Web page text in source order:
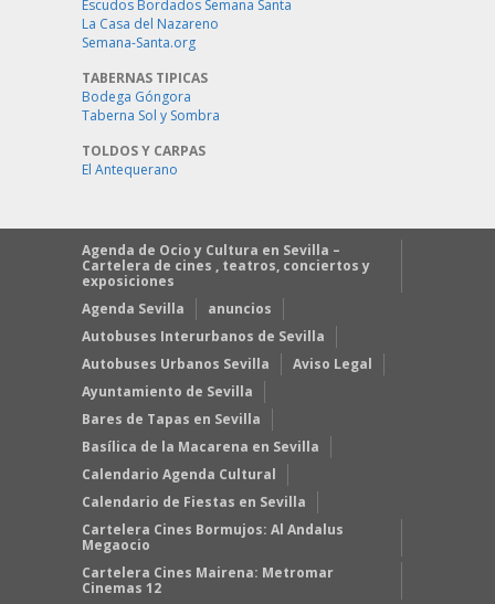
Escudos Bordados Semana Santa
La Casa del Nazareno
Semana-Santa.org
TABERNAS TIPICAS
Bodega Góngora
Taberna Sol y Sombra
TOLDOS Y CARPAS
El Antequerano
Agenda de Ocio y Cultura en Sevilla –
Cartelera de cines , teatros, conciertos y
exposiciones
Agenda Sevilla
anuncios
Autobuses Interurbanos de Sevilla
Autobuses Urbanos Sevilla
Aviso Legal
Ayuntamiento de Sevilla
Bares de Tapas en Sevilla
Basílica de la Macarena en Sevilla
Calendario Agenda Cultural
Calendario de Fiestas en Sevilla
Cartelera Cines Bormujos: Al Andalus
Megaocio
Cartelera Cines Mairena: Metromar
Cinemas 12